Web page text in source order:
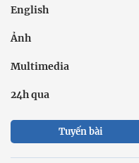
English
Ảnh
Multimedia
24h qua
Tuyến bài